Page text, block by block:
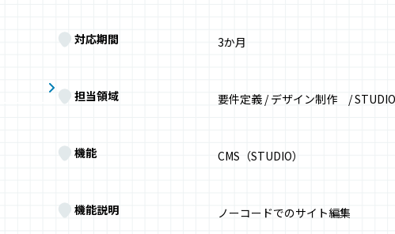
対応期間 3か月
担当領域 要件定義 / デザイン制作 /
機能 CMS（STUDIO）
機能説明 ノーコードでのサイト編集